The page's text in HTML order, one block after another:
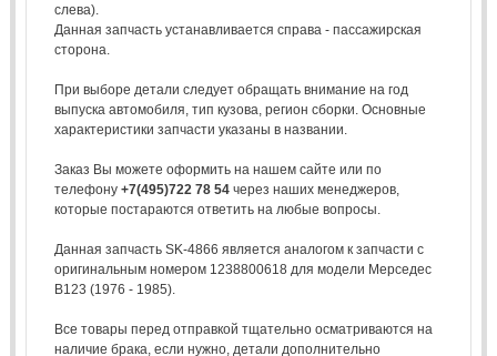
слева).
Данная запчасть устанавливается справа - пассажирская
сторона.
При выборе детали следует обращать внимание на год
выпуска автомобиля, тип кузова, регион сборки. Основные
характеристики запчасти указаны в названии.
Заказ Вы можете оформить на нашем сайте или по
телефону +7(495)722 78 54через наших менеджеров,
которые постараются ответить на любые вопросы.
Данная запчасть SK-4866 является аналогом к запчасти с
оригинальным номером 1238800618 для модели Мерседес
В123 (1976 - 1985).
Все товары перед отправкой тщательно осматриваются на
наличие брака, если нужно, детали дополнительно